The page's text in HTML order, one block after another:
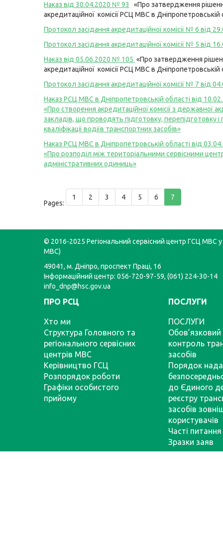
Наказ від 30.04.2020 № 93
«Про затвердження
акредитаційної комісії РСЦ МВС в Дніпропетровській
Протокол засідання акредитаційної комісії № 6 від
Протокол засідання акредитаційної комісії № 5 від
Наказ від 05.06.2020 № 105 «Про затвердження
акредитаційної комісії РСЦ МВС в Дніпропетровській
Протокол засідання акредитаційної комісії № 7 від
Наказ РСЦ МВС в Дніпропетровській області від
«Про створення акредитаційної комісії з державної
закладів, що проводять підготовку, перепідготовку
кваліфікації водіїв транспортних засобів»
Наказ РСЦ МВС в Дніпропетровській області від
«Про розподіл між територіальними сервісними
адміністративних одиниць»
Pages:
1 2 3 4 5 6 7
© 2016-2025 Регіональний сервісний центр ГСЦ МВС у
МВС)
49041, м. Дніпро, проспект Праці, 16
Інформаційний центр: 056-720-97-59, (061) 224-30-14
info_dnp@hsc.gov.ua
ПРО РСЦ
Хто ми
Структура Головного та
регіонального сервісних
центрів МВС
Керівництво ГСЦ
Розпорядок роботи
Графіки особистого
прийому
ПОСЛУГИ
ПОСЛУГИ
Обов’язковий
контроль
засобів
Порядок
до Єдиного
реєстру
засобів
користувачів
Часті питання
Зразки заяв